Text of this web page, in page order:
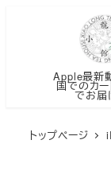
Apple最新
国でのカー
でお届
トップページ